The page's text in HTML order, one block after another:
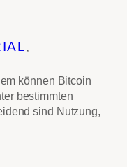
können Bitcoin
bestimmten
sind Nutzung,